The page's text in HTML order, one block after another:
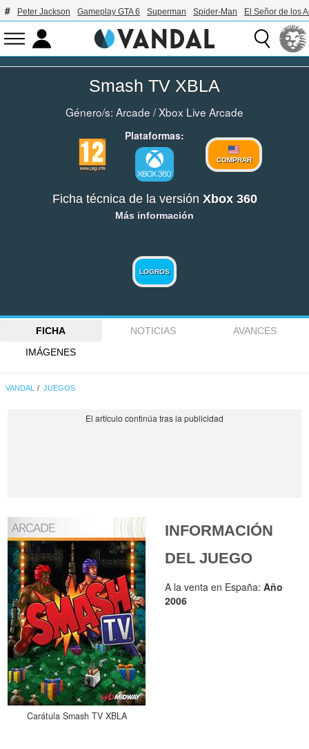
Peter Jackson Gameplay GTA 6 Superman Spider-Man El Señor de los
Smash TV XBLA
Género/s: Arcade /Xbox Live Arcade
Plataformas:
COMPRAR
Ficha técnica de la versión Xbox 360
Más información
LOGROS
FICHA NOTICIAS
AVANCES
IMÁGENES
VANDAL JUEGOS
Carátula Smash TV XBLA
INFORMACIÓN
DEL JUEGO
A la venta en España:Año
2006